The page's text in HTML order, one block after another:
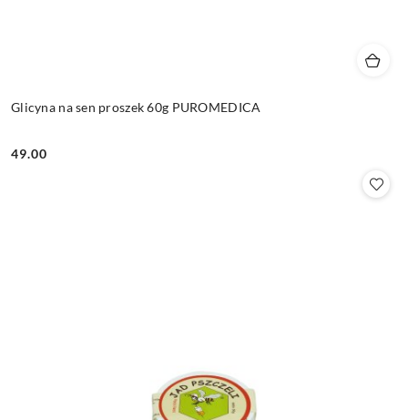
Glicyna na sen proszek 60g PUROMEDICA
Cena:
49.00